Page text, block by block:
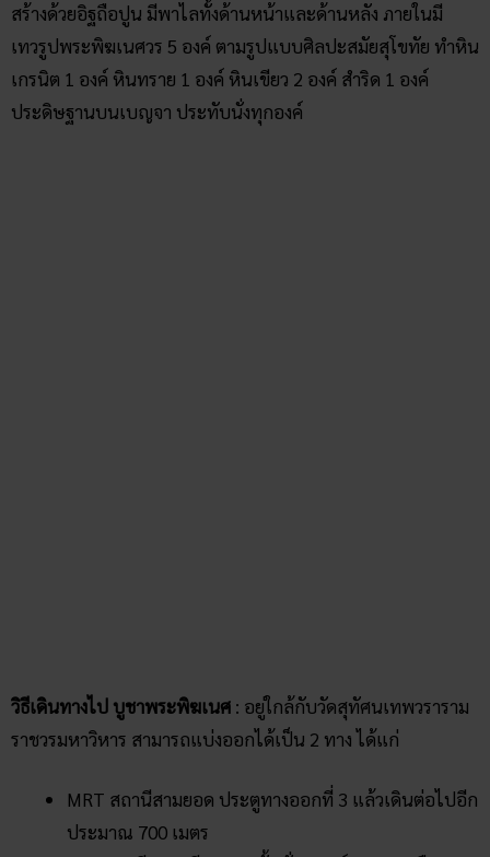
สร้างด้วยอิฐถือปูน มีพาไลทั้งด้านหน้าและด้านหลัง ภายในมี
เทวรูปพระพิฆเนศวร 5 องค์ ตามรูปแบบศิลปะสมัยสุโขทัย ทำหิน
เกรนิต 1 องค์ หินทราย 1 องค์ หินเขียว 2 องค์ สำริด 1 องค์
ประดิษฐานบนเบญจา ประทับนั่งทุกองค์
BTS สถานีสนามกีฬา จากนั้นนั่งรถเมล์สาย 15 หรือสาย
47 ลงที่อนุสาวรีย์ประชาธิปไตย แล้วเดินต่อมาอีกหน่อยก็
วัดเทพมณเฑียร สมาคมฮินดูสมาช